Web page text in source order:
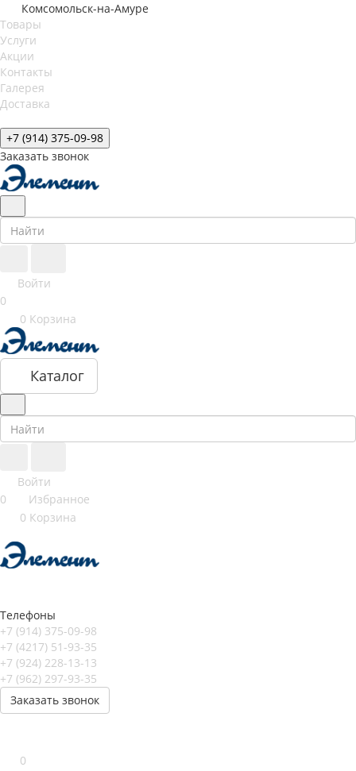
Комсомольск-на-Амуре
Товары
Услуги
Акции
Контакты
Галерея
Доставка
+7 (914) 375-09-98
Заказать звонок
Войти
0
0 Корзина
Каталог
Войти
0
Избранное
0 Корзина
Телефоны
+7 (914) 375-09-98
+7 (4217) 51-93-35
+7 (924) 228-13-13
+7 (962) 297-93-35
Заказать звонок
0